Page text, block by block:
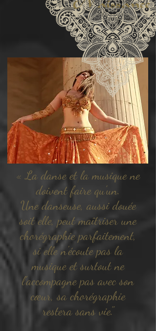
« La danse et la musique ne
doivent faire qu'un.
Une danseuse, aussi douée
soit elle, peut maîtriser une
chorégraphie parfaitement,
si elle n'écoute pas la
musique et surtout ne
l'accompagne pas avec son
cœur, sa chorégraphie
restera sans vie."